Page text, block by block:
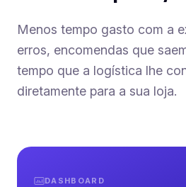
Menos tempo gasto com a
erros, encomendas que
tempo que a logística lhe
diretamente para a sua loja.
DASHBOARD